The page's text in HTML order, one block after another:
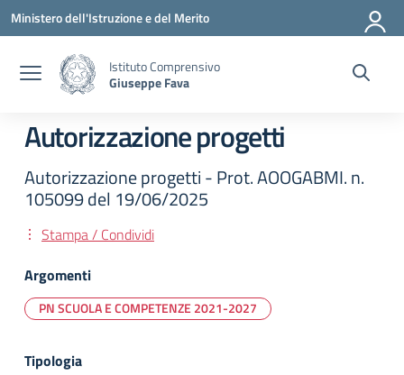
Vai ai contenuti
Vai al menu di navigazione
Vai al footer
Ministero dell'Istruzione e del Merito
Istituto Comprensivo
Giuseppe Fava
Autorizzazione progetti
Autorizzazione progetti - Prot. AOOGABMI. n.
105099 del 19/06/2025
Stampa / Condividi
Argomenti
PN SCUOLA E COMPETENZE 2021-2027
Tipologia